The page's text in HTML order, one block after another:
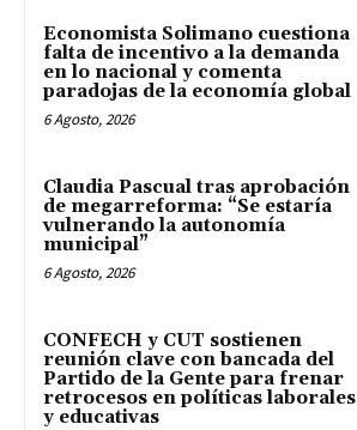
Economista Solimano cuestiona
falta de incentivo a la demanda
en lo nacional y comenta
paradojas de la economía global
6 Agosto, 2026
Claudia Pascual tras aprobación
de megarreforma: “Se estaría
vulnerando la autonomía
municipal”
6 Agosto, 2026
CONFECH y CUT sostienen
reunión clave con bancada del
Partido de la Gente para frenar
retrocesos en políticas laborales
y educativas